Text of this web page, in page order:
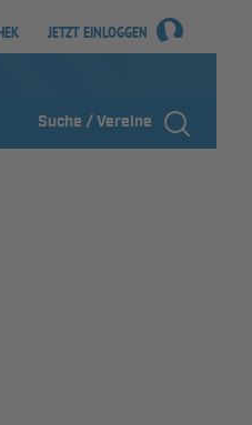
JETZT EINLOGGEN
Suche / Vereine